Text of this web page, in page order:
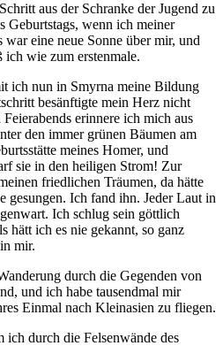
aus der Schranke der Jugend zu
Geburtstags, wenn ich meiner
eine neue Sonne über mir, und
wie zum erstenmale.
ich nun in Smyrna meine Bildung
besänftigte mein Herz nicht
erinnere ich mich aus
den immer grünen Bäu­men am
meines Homer, und
sie in den heiligen Strom! Zur
friedlichen Träumen, da hätte
gesungen. Ich fand ihn. Jeder Laut in
Ich schlug sein göttlich
hätt ich es nie gekannt, so ganz
mir.
durch die Gegenden von
und ich habe tausendmal mir
Einmal nach Kleinasien zu fliegen.
ich durch die Fel­senwände des